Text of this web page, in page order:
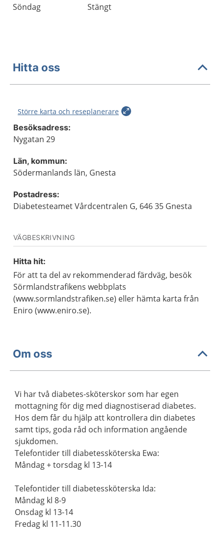
Söndag Stängt
Hitta oss
Större karta och reseplanerare
Besöksadress:
Nygatan 29
Län, kommun:
Södermanlands län, Gnesta
Postadress:
Diabetesteamet Vårdcentralen G, 646 35 Gnesta
VÄGBESKRIVNING
Hitta hit:
För att ta del av rekommenderad färdväg, besök
Sörmlandstrafikens webbplats
(www.sormlandstrafiken.se) eller hämta karta från
Eniro (www.eniro.se).
Om oss
Vi har två diabetes-sköterskor som har egen
mottagning för dig med diagnostiserad diabetes.
Hos dem får du hjälp att kontrollera din diabetes
samt tips, goda råd och information angående
sjukdomen.
Telefontider till diabetessköterska Ewa:
Måndag + torsdag kl 13-14
Telefontider till diabetessköterska Ida:
Måndag kl 8-9
Onsdag kl 13-14
Fredag kl 11-11.30